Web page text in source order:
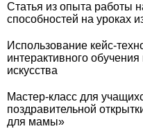
Статья из опыта работы
способностей на уроках
Использование кейс-
интерактивного
искусства
Мастер-класс для
поздравительной
для мамы»